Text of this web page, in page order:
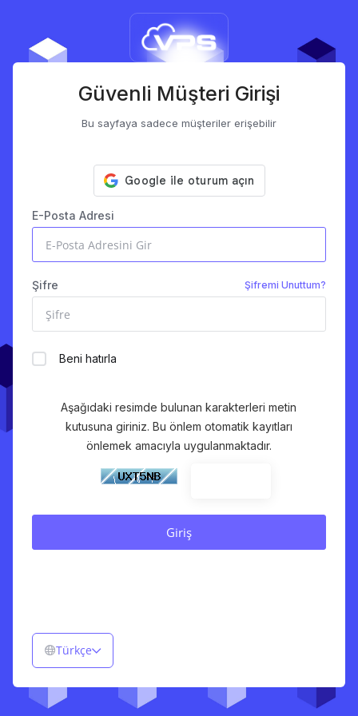
Güvenli Müşteri Girişi
Bu sayfaya sadece müşteriler erişebilir
E-Posta Adresi
Şifre Şifremi Unuttum?
Beni hatırla
Aşağıdaki resimde bulunan karakterleri metin
kutusuna giriniz. Bu önlem otomatik kayıtları
önlemek amacıyla uygulanmaktadır.
Türkçe